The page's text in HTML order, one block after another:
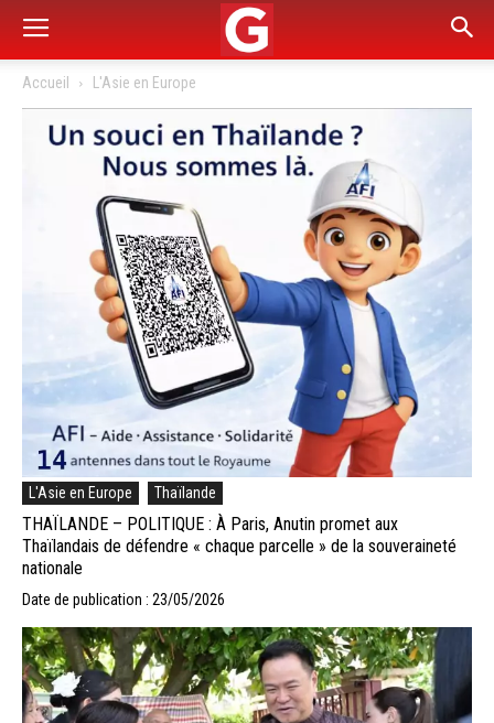
Accueil L'Asie en Europe
L'Asie en Europe Thaïlande
THAÏLANDE – POLITIQUE : À Paris, Anutin promet aux
Thaïlandais de défendre « chaque parcelle » de la souveraineté
nationale
Date de publication : 23/05/2026